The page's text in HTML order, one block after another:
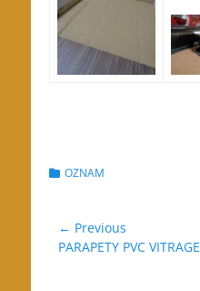
Categories
OZNAM
Navigácia
v
← Previous
Previous
PARAPETY PVC VITRAGE